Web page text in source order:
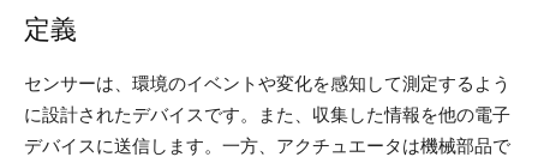
定義
センサーは、環境のイベントや変化を感知して測定するよう
に設計されたデバイスです。また、収集した情報を他の電子
デバイスに送信します。一方、アクチュエータは機械部品で